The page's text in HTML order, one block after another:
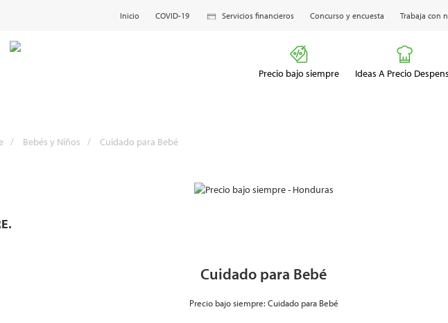
Inicio COVID-19 Servicios financieros Concurso y encuesta Trabaja con
Precio bajo siempre Ideas A Precio
/ Bebés y Niños / Cuidado para Bebé
Cuidado para Bebé
Precio bajo siempre: Cuidado para Bebé